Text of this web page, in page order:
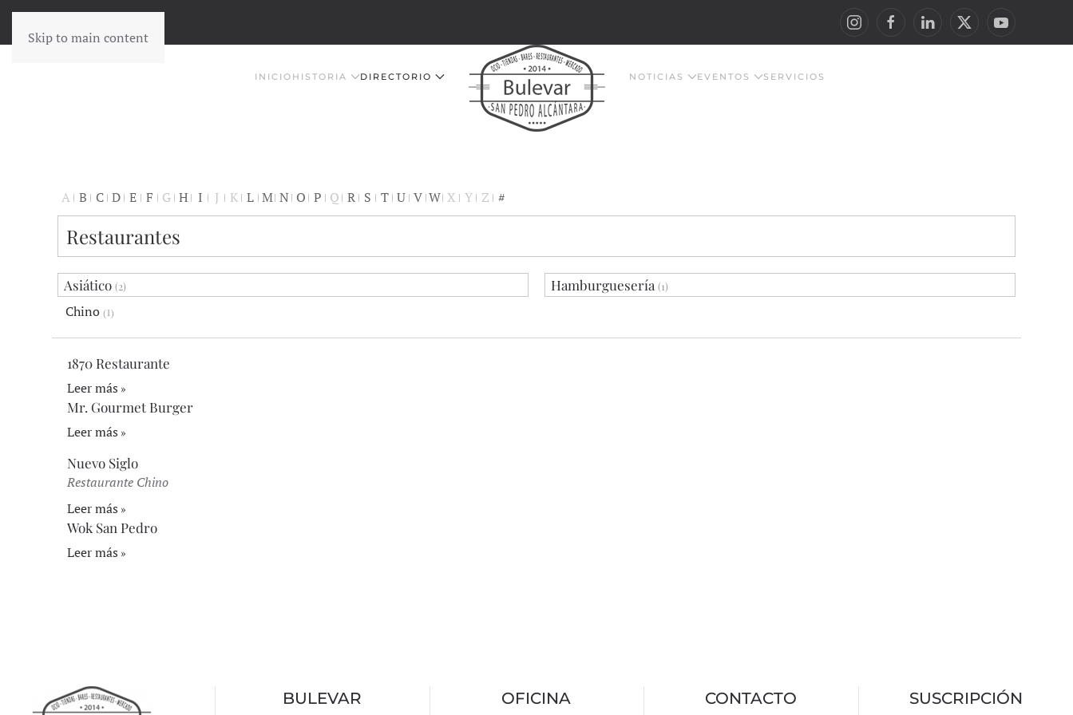
Skip to main content
INICIO HISTORIA DIRECTORIO NOTICIAS EVENTOS SERVICIOS
A B C D E F G H I J K L M N O P Q R S T U V W X Y Z #
Restaurantes
Asiático (2)
Chino (1)
Hamburguesería (1)
1870 Restaurante
Leer más
Mr. Gourmet Burger
Leer más
Nuevo Siglo
Restaurante Chino
Leer más
Wok San Pedro
Leer más
BULEVAR OFICINA CONTACTO SUSCRIPCIÓN